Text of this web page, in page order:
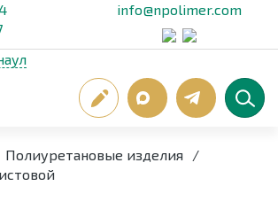
info@npolimer.com
Полиуретановые изделия
/